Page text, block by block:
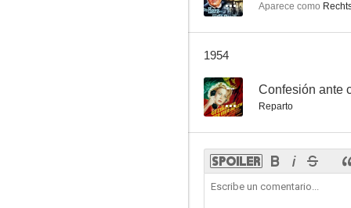
Aparece como
1954
-- Confesión ante
Reparto